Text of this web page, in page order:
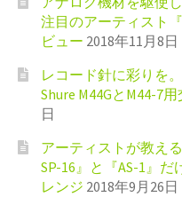
注目のアーティスト『
ビュー 2018年11月8日
レコード針に彩りを
Shure M44GとM44-7
日
アーティストが教え
SP-16』と『AS-1』
レンジ 2018年9月26日